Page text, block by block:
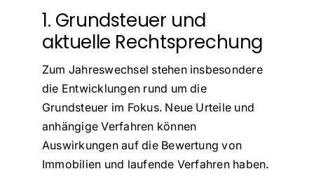
1. Grundsteuer und
aktuelle Rechtsprechung
Zum Jahreswechsel stehen insbesondere
die Entwicklungen rund um die
Grundsteuer im Fokus. Neue Urteile und
anhängige Verfahren können
Auswirkungen auf die Bewertung von
Immobilien und laufende Verfahren haben.